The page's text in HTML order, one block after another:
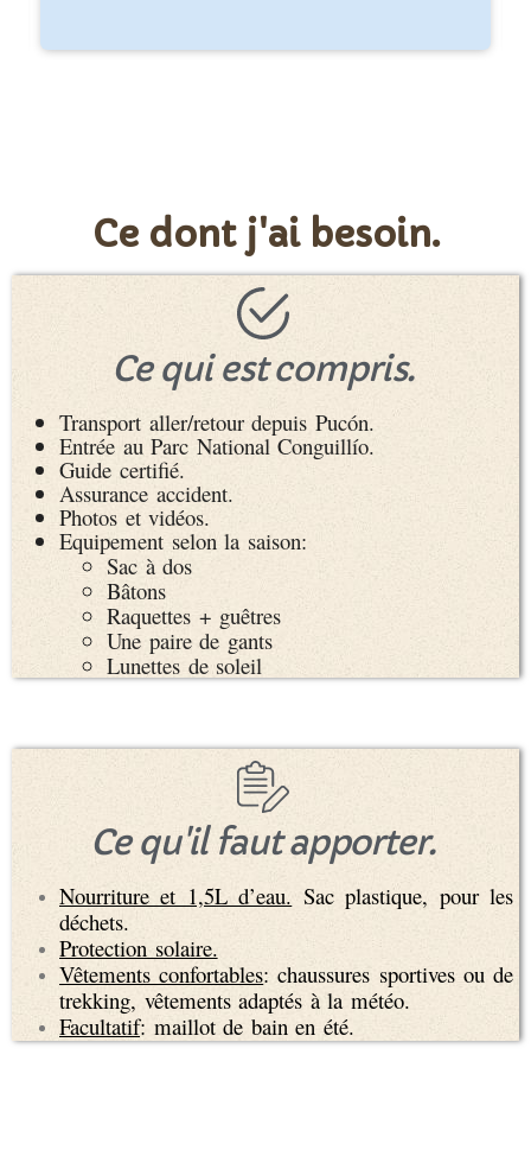
Ce dont j'ai besoin.
Ce qui est compris.
Transport aller/retour depuis Pucón.
Entrée au Parc National Conguillío.
Guide certifié.
Assurance accident.
Photos et vidéos.
Equipement selon la saison:
Sac à dos
Bâtons
Raquettes + guêtres
Une paire de gants
Lunettes de soleil
Ce qu'il faut apporter.
Nourriture et 1,5L d’eau. Sac plastique, pour les
déchets.
Protection solaire.
Vêtements confortables: chaussures sportives ou de
trekking, vêtements adaptés à la météo.
Facultatif: maillot de bain en été.